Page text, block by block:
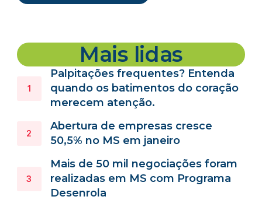
Mais lidas
Palpitações frequentes? Entenda
quando os batimentos do coração
merecem atenção.
Abertura de empresas cresce
50,5% no MS em janeiro
Mais de 50 mil negociações foram
realizadas em MS com Programa
Desenrola